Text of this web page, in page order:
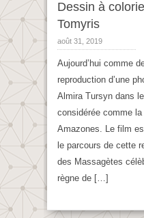
Dessin à
Tomyris
août 31, 2019
Aujourd’hui comme
reproduction d’une
Almira Tursyn dans
considérée comme
Amazones. Le film
le parcours de cette
des Massagètes
règne de […]